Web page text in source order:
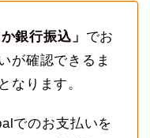
銀行振込」 でお
が確認できるま
なります。
でのお支払いを